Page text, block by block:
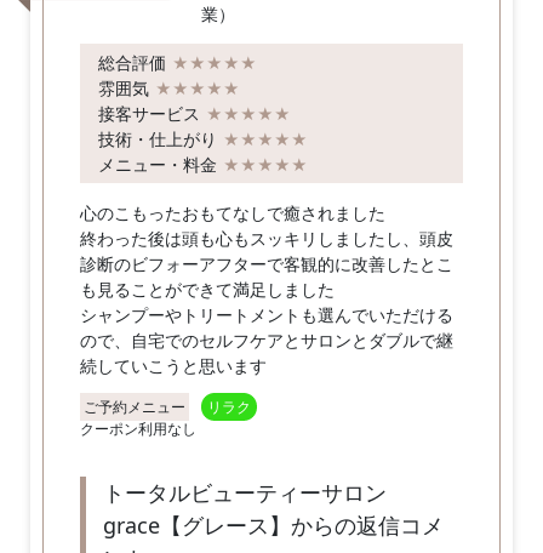
業）
総合評価 ★★★★★
雰囲気 ★★★★★
接客サービス ★★★★★
技術・仕上がり ★★★★★
メニュー・料金 ★★★★★
心のこもったおもてなしで癒されました
終わった後は頭も心もスッキリしましたし、頭皮
診断のビフォーアフターで客観的に改善したとこ
も見ることができて満足しました
シャンプーやトリートメントも選んでいただける
ので、自宅でのセルフケアとサロンとダブルで継
続していこうと思います
ご予約メニュー
リラク
クーポン利用なし
トータルビューティーサロン
grace【グレース】からの返信コメ